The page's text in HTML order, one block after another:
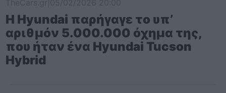
Η Hyundai παρήγαγε το υπ’
αριθμόν 5.000.000 όχημα της,
που ήταν ένα Hyundai Tucson
Hybrid